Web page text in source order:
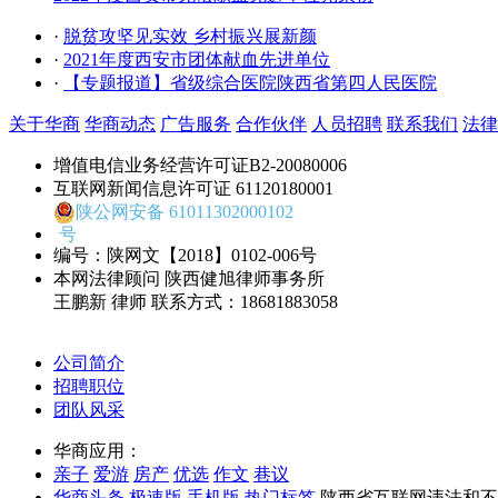
· 脱贫攻坚见实效 乡村振兴展新颜
· 2021年度西安市团体献血先进单位
·
【专题报道】省级综合医院陕西省第四人民医院
关于华商 华商动态 广告服务 合作伙伴 人员招聘 联系我们 法
增值电信业务经营许可证B2-20080006
互联网新闻信息许可证 61120180001
陕公网安备 61011302000102
号
编号：陕网文【2018】0102-006号
本网法律顾问 陕西健旭律师事务所
王鹏新 律师 联系方式：18681883058
公司简介
招聘职位
团队风采
华商应用：
亲子 爱游 房产 优选 作文 巷议